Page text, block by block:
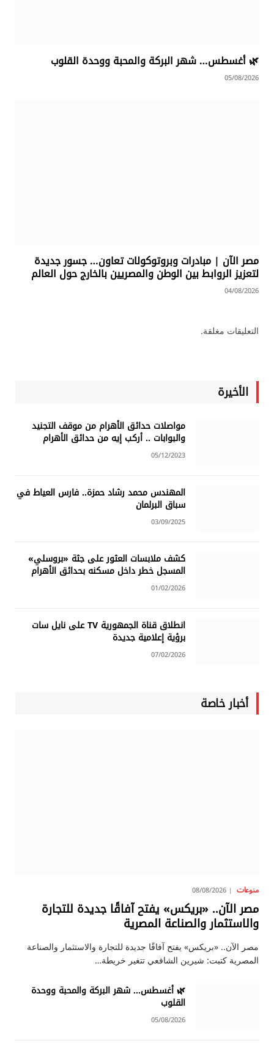
🌿 أغسطس… شهر البركة والمحبة ووحدة القلوب
05/08/2026
مصر الآن | مبادرات وبروتوكولات تعاون… جسور جديدة
لتعزيز الروابط بين الوطن والمصريين بالخارج حول العالم
04/08/2026
التعليقات مغلقة.
الأخيرة
مواصلات حدائق الأهرام من موقف التجنيد
والبوابات .. أركب إيه من حدائق الأهرام
05/12/2023
المهندس محمد رشاد حمزة.. فارس العياط في
سباق البرلمان
03/09/2025
كشف ملابسات العثور على جثة «بروسلي»
المسجل خطر داخل مسكنه بحدائق الأهرام
01/02/2026
انطلاق قناة الجمهورية TV على نايل سات
برؤية إعلامية جديدة
07/02/2026
أخبار خاصة
منوعات 08/08/2026
مصر الآن.. «بريكس» يفتح آفاقًا جديدة للتجارة
والاستثمار والصناعة المصرية
مصر الآن.. «بريكس» يفتح آفاقًا جديدة للتجارة والاستثمار والصناعة
المصرية كتبت: شيرين الشافعي تتغير خريطة…
🌿 أغسطس… شهر البركة والمحبة ووحدة
القلوب
05/08/2026